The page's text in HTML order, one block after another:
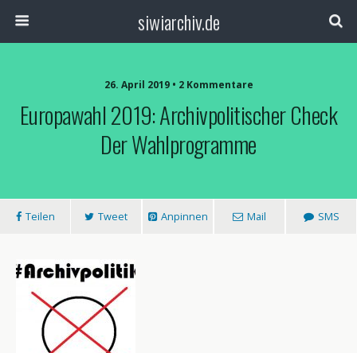
siwiarchiv.de
26. April 2019 • 2 Kommentare
Europawahl 2019: Archivpolitischer Check
Der Wahlprogramme
Teilen Tweet Anpinnen Mail SMS